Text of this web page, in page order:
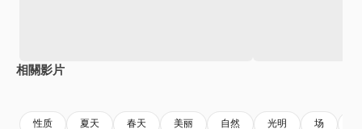
相關影片
性质 夏天 春天 美丽 自然 光明 场